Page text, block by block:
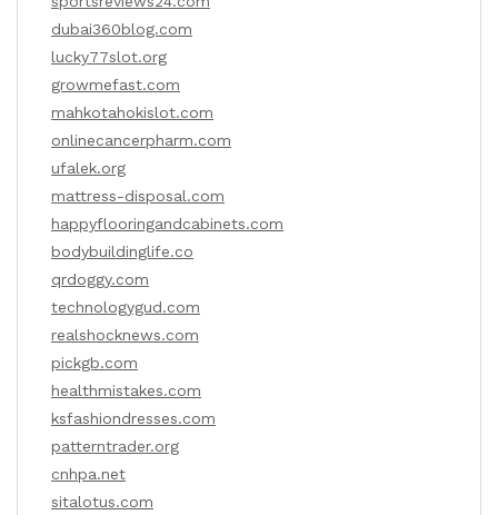
dubai360blog.com
lucky77slot.org
growmefast.com
mahkotahokislot.com
onlinecancerpharm.com
ufalek.org
mattress-disposal.com
happyflooringandcabinets.com
bodybuildinglife.co
qrdoggy.com
technologygud.com
realshocknews.com
pickgb.com
healthmistakes.com
ksfashiondresses.com
patterntrader.org
cnhpa.net
sitalotus.com